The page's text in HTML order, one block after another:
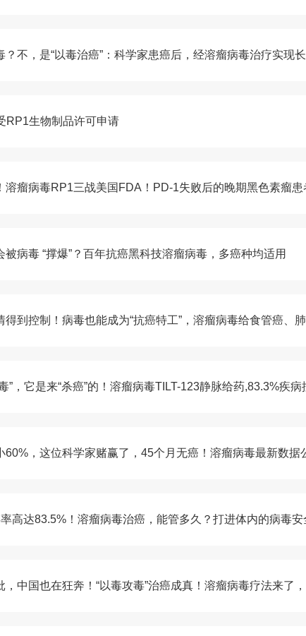
？不，是“以毒治癌”：科学家患癌后，经溶瘤病毒治疗实现
RP1生物制品许可申请
溶瘤病毒RP1三战美国FDA！PD-1失败后的晚期黑色素瘤
被病毒 “撑爆”？百年抗癌黑科技溶瘤病毒，多癌种均适用
得到控制！病毒也能成为“抗癌特工”，溶瘤病毒给食管癌、
”，它是来“杀癌”的！溶瘤病毒TILT-123静脉给药,83.3%疾
60%，这位科学家赌赢了，45个月无癌！溶瘤病毒最新数
率高达83.5%！溶瘤病毒治癌，能管多久？打进体内的病毒安
，中国也在狂奔！“以毒攻毒”治癌成真！溶瘤病毒疗法来了